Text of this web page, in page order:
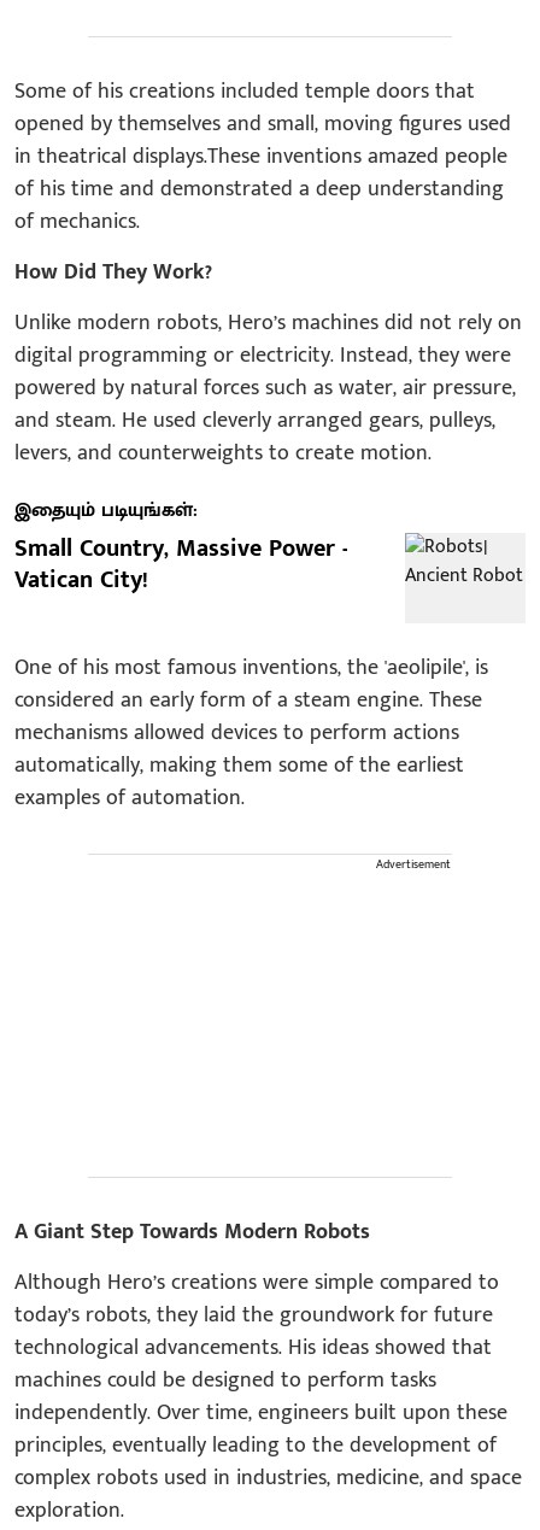
Some of his creations included temple doors that
opened by themselves and small, moving figures used
in theatrical displays.These inventions amazed people
of his time and demonstrated a deep understanding
of mechanics.
How Did They Work?
Unlike modern robots, Hero’s machines did not rely on
digital programming or electricity. Instead, they were
powered by natural forces such as water, air pressure,
and steam. He used cleverly arranged gears, pulleys,
levers, and counterweights to create motion.
இதையும் படியுங்கள்:
Small Country, Massive Power -
Vatican City!
One of his most famous inventions, the 'aeolipile', is
considered an early form of a steam engine. These
mechanisms allowed devices to perform actions
automatically, making them some of the earliest
examples of automation.
Advertisement
A Giant Step Towards Modern Robots
Although Hero’s creations were simple compared to
today’s robots, they laid the groundwork for future
technological advancements. His ideas showed that
machines could be designed to perform tasks
independently. Over time, engineers built upon these
principles, eventually leading to the development of
complex robots used in industries, medicine, and space
exploration.